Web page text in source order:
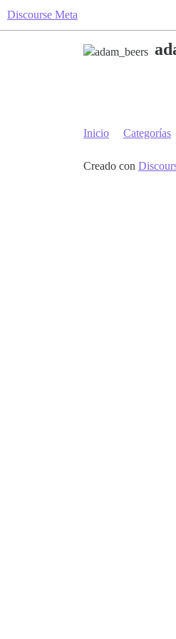
Discourse Meta
Inicio Categorías
Creado con